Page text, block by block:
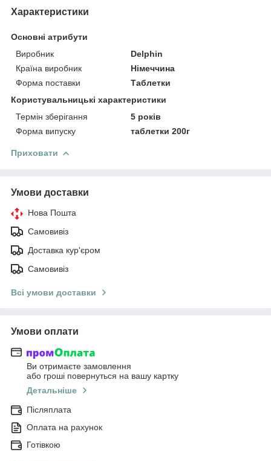
Характеристики
Основні атрибути
Виробник
Delphin
Країна виробник
Німеччина
Форма поставки
Таблетки
Користувальницькі характеристики
Термін зберігання
5 років
Форма випуску
таблетки 200г
Приховати
Умови доставки
Нова Пошта
Самовивіз
Доставка кур'єром
Самовивіз
Всі умови доставки
Умови оплати
Ви отримаєте замовлення
або гроші повернуться на вашу картку
Детальніше
Післяплата
Оплата на рахунок
Готівкою